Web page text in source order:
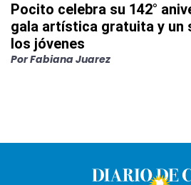
Pocito celebra su 142°
gala artística gratuita y un
los jóvenes
PorFabiana Juarez